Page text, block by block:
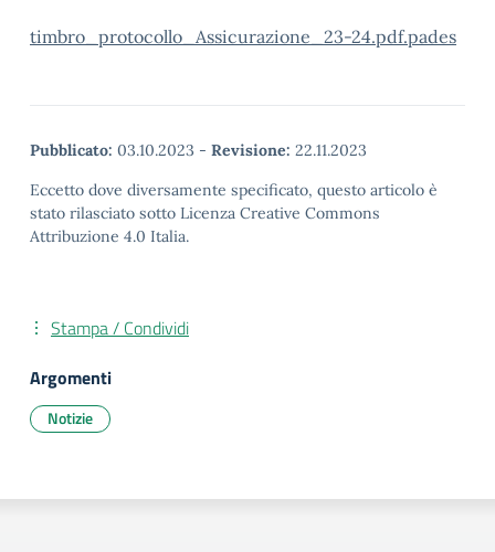
timbro_protocollo_Assicurazione_23-24.pdf.pades
Pubblicato: 03.10.2023 - Revisione: 22.11.2023
Eccetto dove diversamente specificato, questo articolo è
stato rilasciato sotto Licenza Creative Commons
Attribuzione 4.0 Italia.
Stampa / Condividi
Argomenti
Notizie